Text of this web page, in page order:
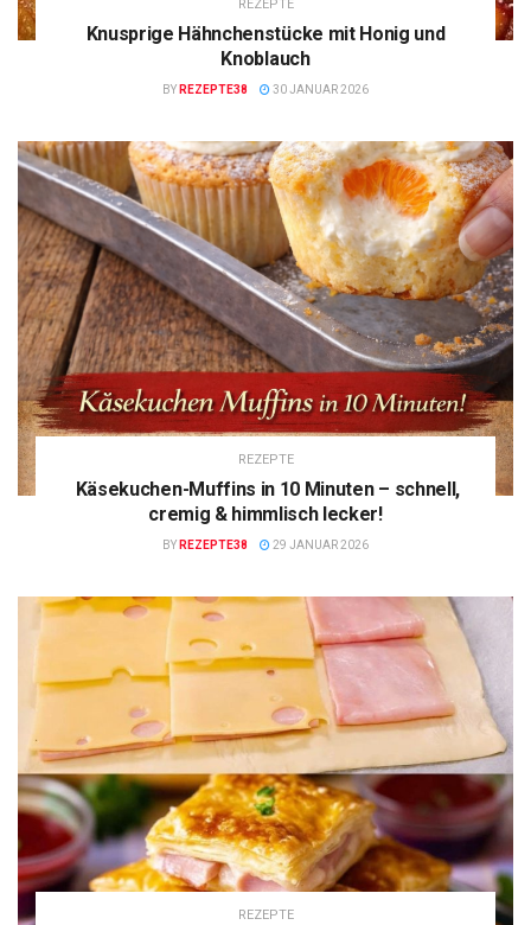
REZEPTE
Knusprige Hähnchenstücke mit Honig und
Knoblauch
BY REZEPTE38 30 JANUAR 2026
REZEPTE
Käsekuchen-Muffins in 10 Minuten – schnell,
cremig & himmlisch lecker!
BY REZEPTE38 29 JANUAR 2026
REZEPTE